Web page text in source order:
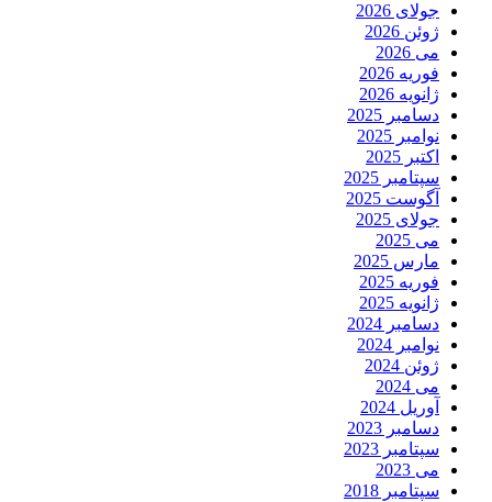
جولای 2026
ژوئن 2026
می 2026
فوریه 2026
ژانویه 2026
دسامبر 2025
نوامبر 2025
اکتبر 2025
سپتامبر 2025
آگوست 2025
جولای 2025
می 2025
مارس 2025
فوریه 2025
ژانویه 2025
دسامبر 2024
نوامبر 2024
ژوئن 2024
می 2024
آوریل 2024
دسامبر 2023
سپتامبر 2023
می 2023
سپتامبر 2018